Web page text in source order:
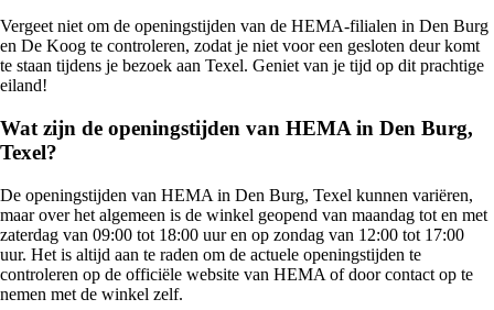
Vergeet niet om de openingstijden van de HEMA-filialen in Den Burg
en De Koog te controleren, zodat je niet voor een gesloten deur komt
te staan tijdens je bezoek aan Texel. Geniet van je tijd op dit prachtige
eiland!
Wat zijn de openingstijden van HEMA in Den Burg,
Texel?
De openingstijden van HEMA in Den Burg, Texel kunnen variëren,
maar over het algemeen is de winkel geopend van maandag tot en met
zaterdag van 09:00 tot 18:00 uur en op zondag van 12:00 tot 17:00
uur. Het is altijd aan te raden om de actuele openingstijden te
controleren op de officiële website van HEMA of door contact op te
nemen met de winkel zelf.